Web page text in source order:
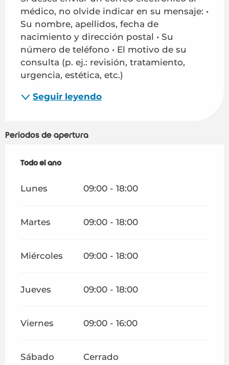
médico, no olvide indicar en su mensaje: •
Su nombre, apellidos, fecha de
nacimiento y dirección postal • Su
número de teléfono • El motivo de su
consulta (p. ej.: revisión, tratamiento,
urgencia, estética, etc.)
Seguir leyendo
Periodos de apertura
Todo el año
Todo el año
Lunes 09:00 - 18:00
Martes 09:00 - 18:00
Miércoles 09:00 - 18:00
Jueves 09:00 - 18:00
Viernes 09:00 - 16:00
Sábado Cerrado